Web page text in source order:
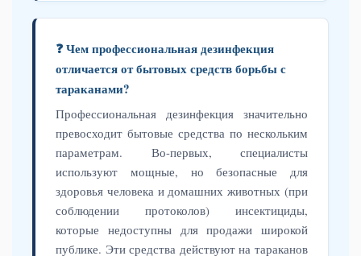
❓ Чем профессиональная дезинфекция
отличается от бытовых средств борьбы с
тараканами?
Профессиональная дезинфекция значительно
превосходит бытовые средства по нескольким
параметрам. Во-первых, специалисты
используют мощные, но безопасные для
здоровья человека и домашних животных (при
соблюдении протоколов) инсектициды,
которые недоступны для продажи широкой
публике. Эти средства действуют на тараканов